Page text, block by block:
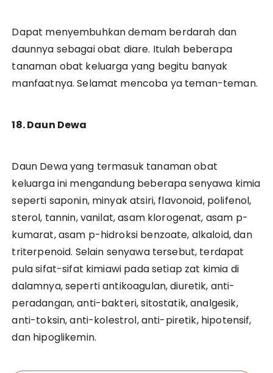
Dapat menyembuhkan demam berdarah dan
daunnya sebagai obat diare. Itulah beberapa
tanaman obat keluarga yang begitu banyak
manfaatnya. Selamat mencoba ya teman-teman.
18. Daun Dewa
Daun Dewa yang termasuk tanaman obat
keluarga ini mengandung beberapa senyawa kimia
seperti saponin, minyak atsiri, flavonoid, polifenol,
sterol, tannin, vanilat, asam klorogenat, asam p-
kumarat, asam p-hidroksi benzoate, alkaloid, dan
triterpenoid. Selain senyawa tersebut, terdapat
pula sifat-sifat kimiawi pada setiap zat kimia di
dalamnya, seperti antikoagulan, diuretik, anti-
peradangan, anti-bakteri, sitostatik, analgesik,
anti-toksin, anti-kolestrol, anti-piretik, hipotensif,
dan hipoglikemin.